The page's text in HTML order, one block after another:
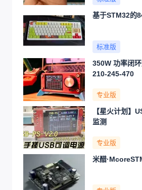
基于STM32的
标准版
350W 功率闭
210-245-470
专业版
【星火计划】
监测
专业版
米醋